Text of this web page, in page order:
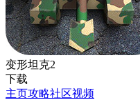
变形坦克2
下载
主页攻略社区视频